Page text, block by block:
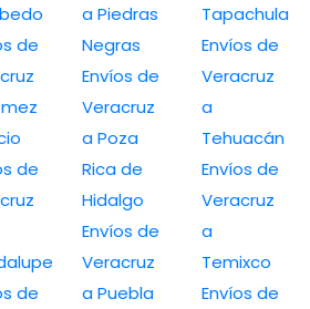
de
de
de
a Piedras
Negras
Envíos de
Veracruz
a Poza
Rica de
Hidalgo
Envíos de
Veracruz
a Puebla
Tapachula
Envíos de
Veracruz
a
Tehuacán
Envíos de
Veracruz
a
Temixco
Envíos de